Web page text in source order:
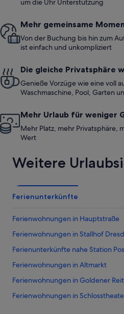
um die Uhr Unterstützung
Mehr gemeinsame
Von der Buchung bis hin zum
ist einfach und unkompliziert
Die gleiche Privatsphäre
Genieße Vorzüge wie eine voll
Waschmaschine, Pool, Garten
Mehr Urlaub für weniger
Mehr Platz, mehr Privatsphäre,
Wert
Weitere
Ferienunterkünfte
Ferienwohnungen in Hauptstraße
Ferienwohnungen in Stallhof
Ferienunterkünfte nahe Station
Ferienwohnungen in Altmarkt
Ferienwohnungen in Goldener
Ferienwohnungen in